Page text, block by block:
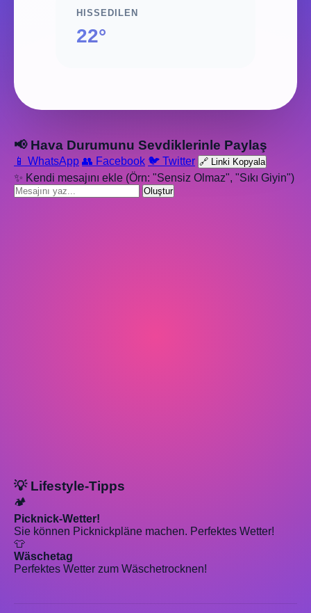
HISSEDILEN
22°
📢 Hava Durumunu Sevdiklerinle Paylaş
📱 WhatsApp 👥 Facebook 🐦 Twitter 🔗 Linki Kopyala
✨ Kendi mesajını ekle (Örn: "Sensiz Olmaz", "Sıkı Giyin")
Oluştur
💡 Lifestyle-Tipps
🏕️
Picknick-Wetter!
Sie können Picknickpläne machen. Perfektes Wetter!
👕
Wäschetag
Perfektes Wetter zum Wäschetrocknen!